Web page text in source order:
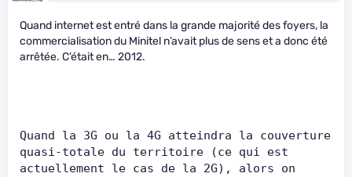
Quand internet est entré dans la grande majorité des foyers, la
commercialisation du Minitel n’avait plus de sens et a donc été
arrêtée. C’était en… 2012.
Quand la 3G ou la 4G atteindra la couverture
quasi-totale du territoire (ce qui est
actuellement le cas de la 2G), alors on